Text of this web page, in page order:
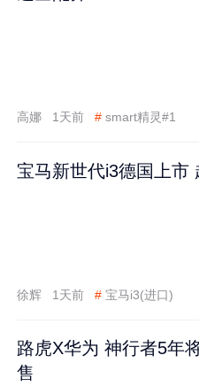
高娜 1天前 # smart精灵#1
宝马新世代i3德国上市
徐辉 1天前 # 宝马i3(进口)
路虎X华为 神行者5年
售